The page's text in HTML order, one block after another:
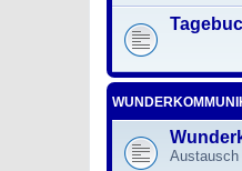
Austausch